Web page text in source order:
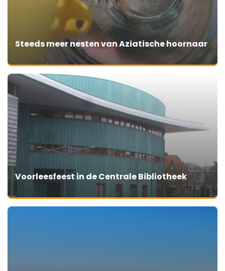
Steeds meer nesten van Aziatische hoornaar
Voorleesfeest in de Centrale Bibliotheek